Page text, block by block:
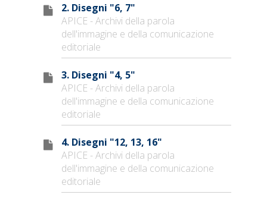
2. Disegni "6, 7"
APICE - Archivi della parola
dell'immagine e della comunicazione
editoriale
3. Disegni "4, 5"
APICE - Archivi della parola
dell'immagine e della comunicazione
editoriale
4. Disegni "12, 13, 16"
APICE - Archivi della parola
dell'immagine e della comunicazione
editoriale